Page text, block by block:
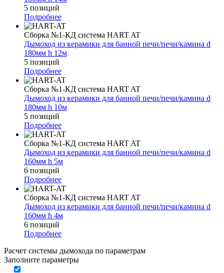
5 позиций
Подробнее
Сборка №1-КД система HART AT
Дымоход из керамики для банной печи/печи/камина d
180мм h 12м
5 позиций
Подробнее
Сборка №1-КД система HART AT
Дымоход из керамики для банной печи/печи/камина d
180мм h 10м
5 позиций
Подробнее
Сборка №1-КД система HART AT
Дымоход из керамики для банной печи/печи/камина d
160мм h 5м
6 позиций
Подробнее
Сборка №1-КД система HART AT
Дымоход из керамики для банной печи/печи/камина d
160мм h 4м
6 позиций
Подробнее
Расчет системы дымохода по параметрам
Заполните параметры